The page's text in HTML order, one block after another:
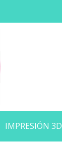
IMPRESIÓN 3D